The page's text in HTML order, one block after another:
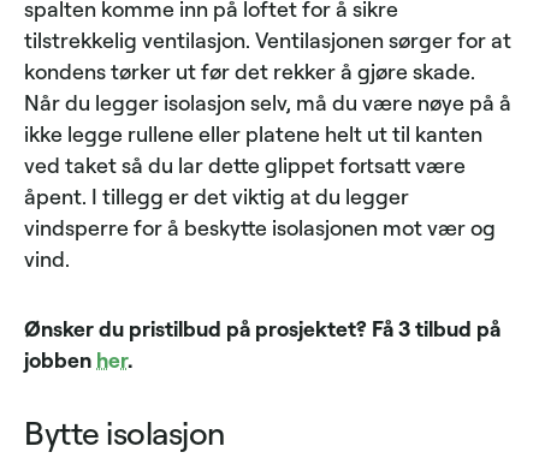
spalten komme inn på loftet for å sikre
tilstrekkelig ventilasjon. Ventilasjonen sørger for at
kondens tørker ut før det rekker å gjøre skade.
Når du legger isolasjon selv, må du være nøye på å
ikke legge rullene eller platene helt ut til kanten
ved taket så du lar dette glippet fortsatt være
åpent. I tillegg er det viktig at du legger
vindsperre for å beskytte isolasjonen mot vær og
vind.
Ønsker du pristilbud på prosjektet? Få 3 tilbud på
jobben her.
Bytte isolasjon